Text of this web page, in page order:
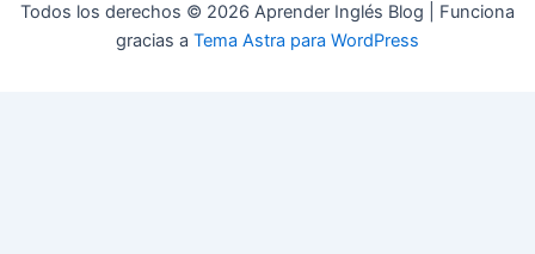
Todos los derechos © 2026 Aprender Inglés Blog | Funciona
gracias a Tema Astra para WordPress